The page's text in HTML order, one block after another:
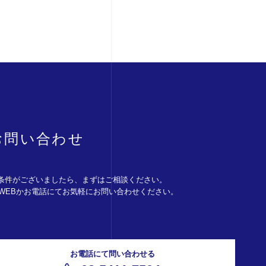
い合わせ
がございましたら、まずはご相談ください。
かお電話にてお気軽にお問い合わせください。
お電話にて問い合わせる